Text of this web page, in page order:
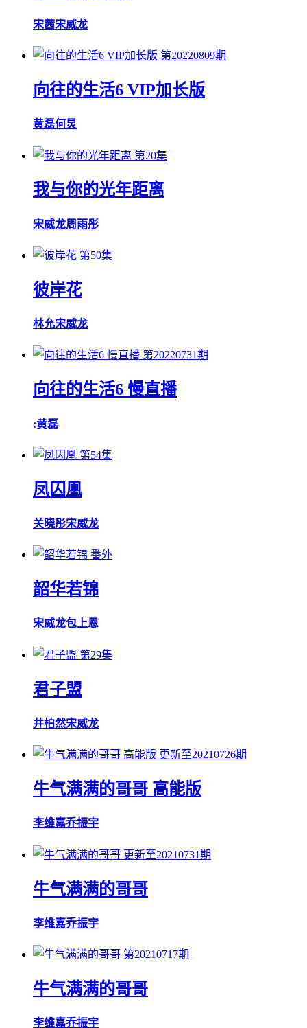
宋茜宋威龙
第20220809期
向往的生活6 VIP加长版
黄磊何炅
第20集
我与你的光年距离
宋威龙周雨彤
第50集
彼岸花
林允宋威龙
第20220731期
向往的生活6 慢直播
:黄磊
第54集
凤囚凰
关晓彤宋威龙
番外
韶华若锦
宋威龙包上恩
第29集
君子盟
井柏然宋威龙
更新至20210726期
牛气满满的哥哥 高能版
李维嘉乔振宇
更新至20210731期
牛气满满的哥哥
李维嘉乔振宇
第20210717期
牛气满满的哥哥
李维嘉乔振宇